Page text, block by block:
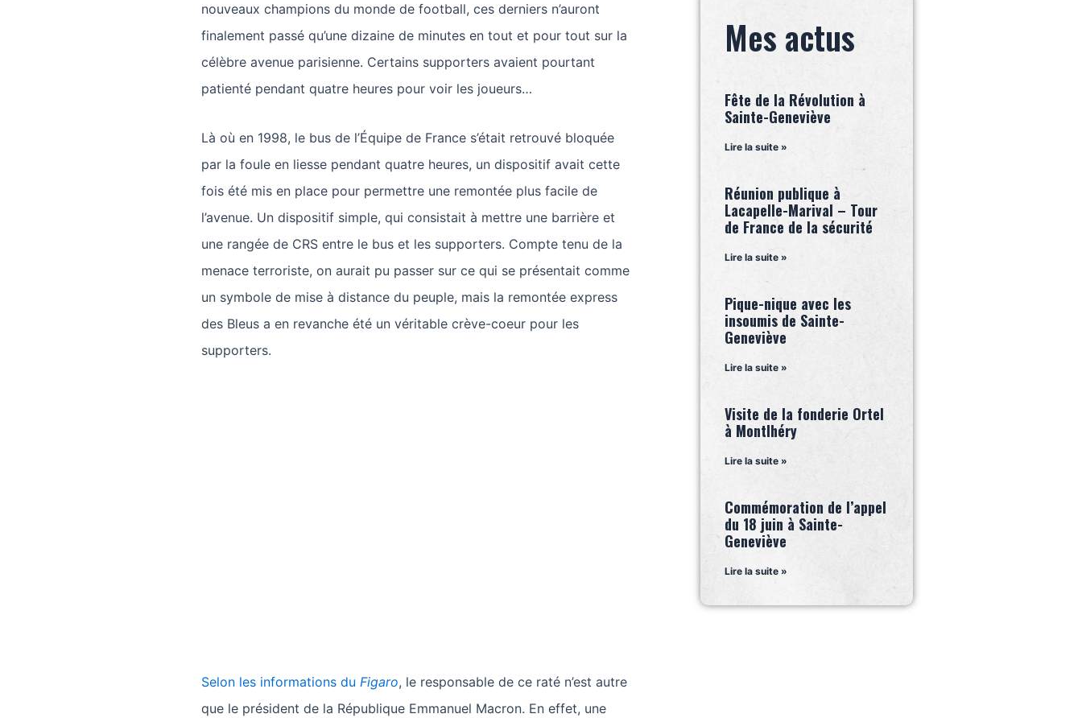
nouveaux champions du monde de football, ces derniers n’auront
finalement passé qu’une dizaine de minutes en tout et pour tout sur la
célèbre avenue parisienne. Certains supporters avaient pourtant
patienté pendant quatre heures pour voir les joueurs…
Là où en 1998, le bus de l’Équipe de France s’était retrouvé bloquée
par la foule en liesse pendant quatre heures, un dispositif avait cette
fois été mis en place pour permettre une remontée plus facile de
l’avenue. Un dispositif simple, qui consistait à mettre une barrière et
une rangée de CRS entre le bus et les supporters. Compte tenu de la
menace terroriste, on aurait pu passer sur ce qui se présentait comme
un symbole de mise à distance du peuple, mais la remontée express
des Bleus a en revanche été un véritable crève-coeur pour les
supporters.
Selon les informations du Figaro, le responsable de ce raté n’est autre
que le président de la République Emmanuel Macron. En effet, une
Mes actus
Fête de la Révolution à
Sainte-Geneviève
Lire la suite »
Réunion publique à
Lacapelle-Marival – Tour
de France de la sécurité
Lire la suite »
Pique-nique avec les
insoumis de Sainte-
Geneviève
Lire la suite »
Visite de la fonderie Ortel
à Montlhéry
Lire la suite »
Commémoration de l’appel
du 18 juin à Sainte-
Geneviève
Lire la suite »